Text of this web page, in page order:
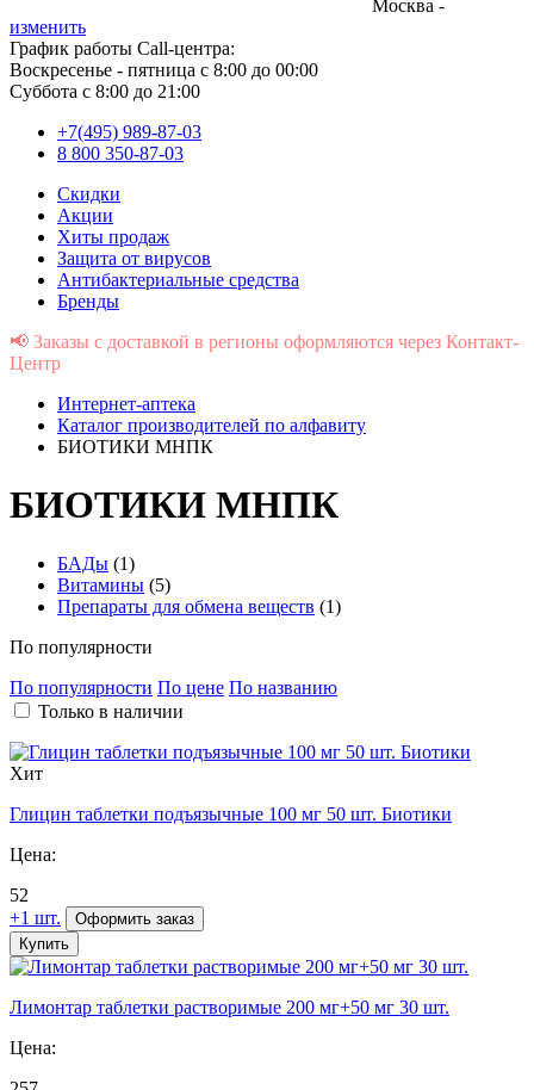
Москва -
изменить
График работы Call-центра:
Воскресенье - пятница с 8:00 до 00:00
Суббота с 8:00 до 21:00
+7(495) 989-87-03
8 800 350-87-03
Скидки
Акции
Хиты продаж
Защита от вирусов
Антибактериальные средства
Бренды
📢 Заказы с доставкой в регионы оформляются через Контакт-
Центр
Интернет-аптека
Каталог производителей по алфавиту
БИОТИКИ МНПК
БИОТИКИ МНПК
БАДы (1)
Витамины (5)
Препараты для обмена веществ (1)
По популярности
По популярности По цене По названию
Только в наличии
Хит
Глицин таблетки подъязычные 100 мг 50 шт. Биотики
Цена:
52
+1 шт.
Оформить заказ
Купить
Лимонтар таблетки растворимые 200 мг+50 мг 30 шт.
Цена: